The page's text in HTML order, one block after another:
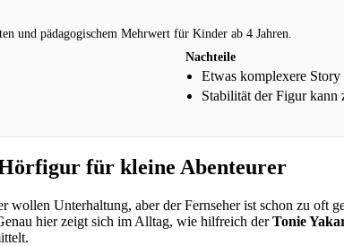
und pädagogischem Mehrwert für Kinder ab 4 Jahren.
Nachteile
Etwas komplexere
Stabilität der Figur
für kleine Abenteurer
Unterhaltung, aber der Fernseher ist schon zu oft
hier zeigt sich im Alltag, wie hilfreich derTonie